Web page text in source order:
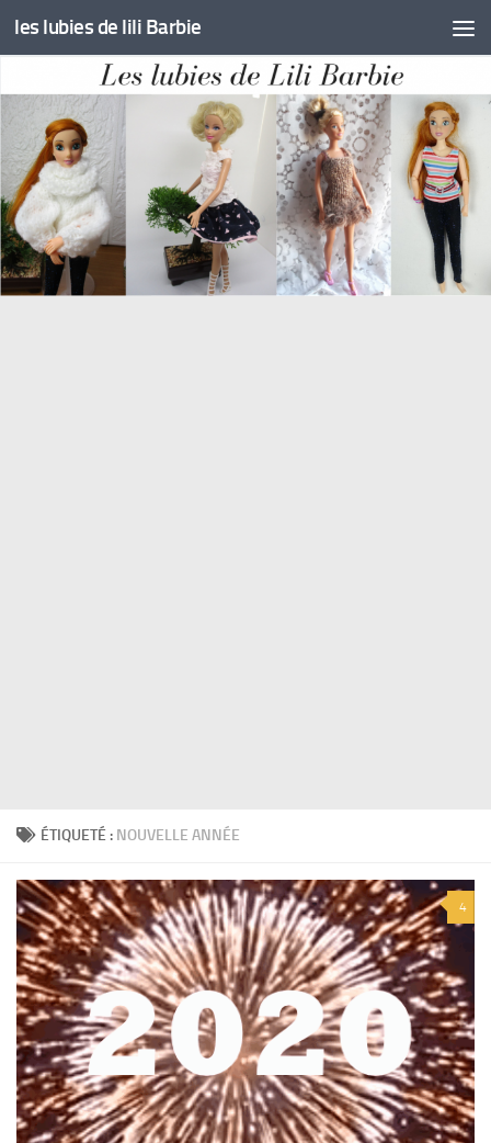
Skip to content
les lubies de lili Barbie
ÉTIQUETÉ : NOUVELLE ANNÉE
4